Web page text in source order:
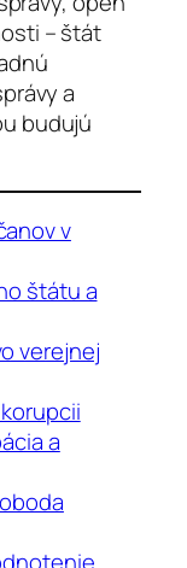
– štát
a
budujú
v
štátu a
verejnej
a